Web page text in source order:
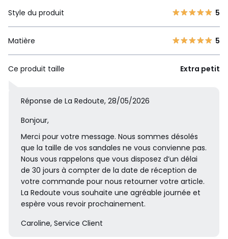
Style du produit 5
Matière 5
Ce produit taille Extra petit
Réponse de La Redoute, 28/05/2026
Bonjour,
Merci pour votre message. Nous sommes désolés
que la taille de vos sandales ne vous convienne pas.
Nous vous rappelons que vous disposez d’un délai
de 30 jours à compter de la date de réception de
votre commande pour nous retourner votre article.
La Redoute vous souhaite une agréable journée et
espère vous revoir prochainement.
Caroline, Service Client